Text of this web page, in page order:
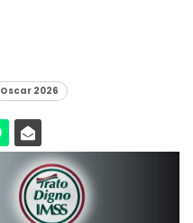
Oscar 2026